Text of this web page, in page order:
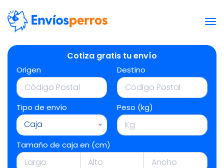
Cotiza gratis tu envío
Origen Destino
Tipo de envío
Caja
Peso (kg)
Tamaño de caja en (cm)